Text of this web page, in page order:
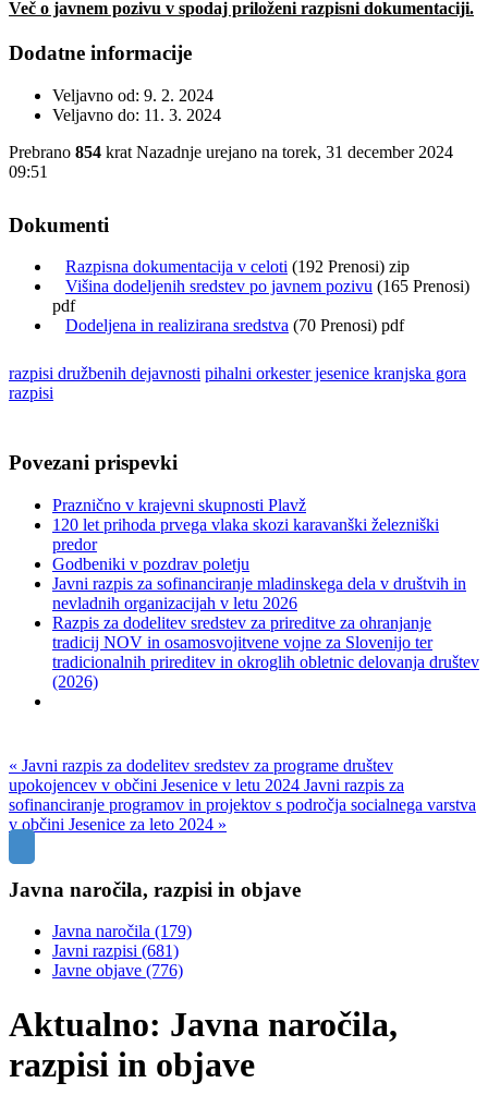
Več o javnem pozivu v spodaj priloženi razpisni dokumentaciji.
Dodatne informacije
Veljavno od: 9. 2. 2024
Veljavno do: 11. 3. 2024
Prebrano 854 krat Nazadnje urejano na torek, 31 december 2024
09:51
Dokumenti
Razpisna dokumentacija v celoti (192 Prenosi) zip
Višina dodeljenih sredstev po javnem pozivu (165 Prenosi)
pdf
Dodeljena in realizirana sredstva (70 Prenosi) pdf
razpisi družbenih dejavnosti pihalni orkester jesenice kranjska gora
razpisi
Povezani prispevki
Praznično v krajevni skupnosti Plavž
120 let prihoda prvega vlaka skozi karavanški železniški
predor
Godbeniki v pozdrav poletju
Javni razpis za sofinanciranje mladinskega dela v društvih in
nevladnih organizacijah v letu 2026
Razpis za dodelitev sredstev za prireditve za ohranjanje
tradicij NOV in osamosvojitvene vojne za Slovenijo ter
tradicionalnih prireditev in okroglih obletnic delovanja društev
(2026)
« Javni razpis za dodelitev sredstev za programe društev
upokojencev v občini Jesenice v letu 2024 Javni razpis za
sofinanciranje programov in projektov s področja socialnega varstva
v občini Jesenice za leto 2024 »
Javna naročila, razpisi in objave
Javna naročila (179)
Javni razpisi (681)
Javne objave (776)
Aktualno: Javna naročila,
razpisi in objave